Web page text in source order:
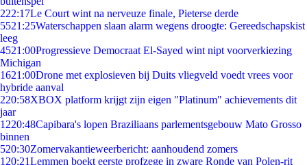
222:17Le Court wint na nerveuze finale, Pieterse derde
5521:25Waterschappen slaan alarm wegens droogte: Gereedschapskist
leeg
4521:00Progressieve Democraat El-Sayed wint nipt voorverkiezing
Michigan
1621:00Drone met explosieven bij Duits vliegveld voedt vrees voor
hybride aanval
220:58XBOX platform krijgt zijn eigen "Platinum" achievements dit
jaar
1220:48Capibara's lopen Braziliaans parlementsgebouw Mato Grosso
binnen
520:30Zomervakantieweerbericht: aanhoudend zomers
1 20:21Lemmen boekt eerste profzege in zware Ronde van Polen-rit